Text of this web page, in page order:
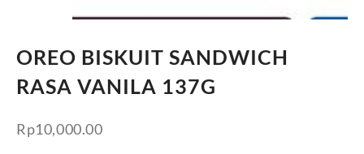
OREO BISKUIT SANDWICH
RASA VANILA 137G
Rp10,000.00